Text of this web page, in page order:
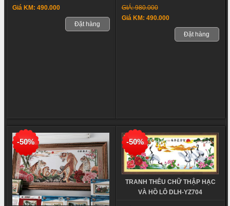
Giá KM: 490.000
Đặt hàng
GIÁ: 980.000
Giá KM: 490.000
Đặt hàng
-50% -50%
TRANH THÊU CHỮ THẬP HẠC
VÀ HỒ LÔ DLH-YZ704